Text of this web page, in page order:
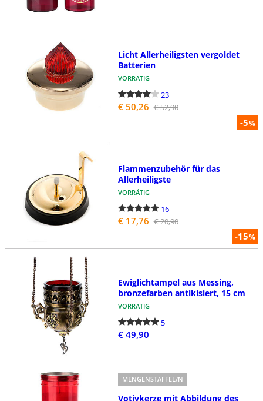
-5%
Licht Allerheiligsten vergoldet
Batterien
VORRÄTIG
23
€ 50,26 € 52,90
-15%
Flammenzubehör für das
Allerheiligste
VORRÄTIG
16
€ 17,76 € 20,90
Ewiglichtampel aus Messing,
bronzefarben antikisiert, 15 cm
VORRÄTIG
5
€ 49,90
MENGENSTAFFEL/N
Votivkerze mit Abbildung des